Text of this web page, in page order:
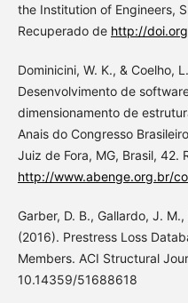
the Institution of Engineers,
Recuperado de http://
Dominicini, W. K., & Coelho,
Desenvolvimento de
dimensionamento de
Anais do Congresso
Juiz de Fora, MG, Brasil, 42.
http://www.abenge.org.br/
Garber, D. B., Gallardo, J.
(2016). Prestress Loss
Members. ACI Structural
10.14359/51688618